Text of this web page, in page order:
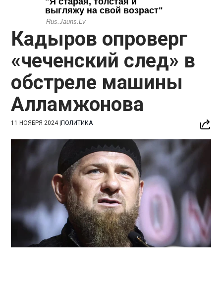
Кадыров опроверг
«чеченский след» в
обстреле машины
Алламжонова
11 НОЯБРЯ 2024|ПОЛИТИКА